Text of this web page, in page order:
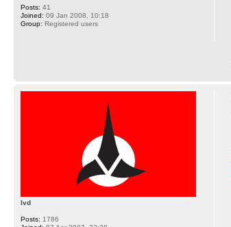
Posts: 41
Joined: 09 Jan 2008, 10:18
Group: Registered users
lvd
Posts: 1786